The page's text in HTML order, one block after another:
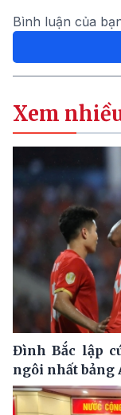
Bình luận của
Xem
Đình Bắc lập
ngôi nhất bảng